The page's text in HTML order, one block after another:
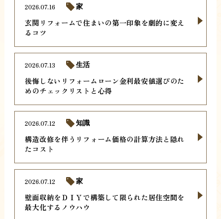
玄関リフォームで住まいの第一印象を劇的に変え
るコツ
2026.07.16 家
後悔しないリフォームローン金利最安値選びのた
めのチェックリストと心得
2026.07.13 生活
構造改修を伴うリフォーム価格の計算方法と隠れ
たコスト
2026.07.12 知識
壁面収納をＤＩＹで構築して限られた居住空間を
最大化するノウハウ
2026.07.12 家